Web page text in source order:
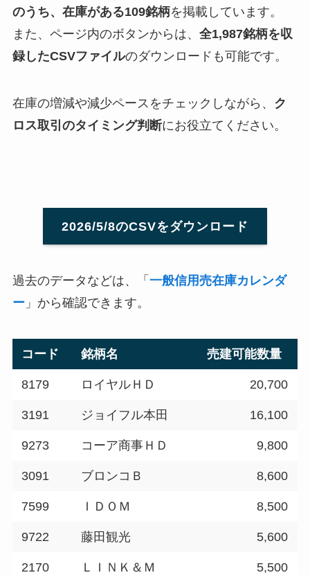
のうち、在庫がある109銘柄を掲載しています。
また、ページ内のボタンからは、 全1,987銘柄を収
録したCSVファイルのダウンロードも可能です。
在庫の増減や減少ペースをチェックしながら、 ク
ロス取引のタイミング判断にお役立てください。
2026/5/8のCSVをダウンロード
過去のデータなどは、「 一般信用売在庫カレンダ
ー」から確認できます。
コード 銘柄名 売建可能数量
8179 ロイヤルＨＤ 20,700
3191 ジョイフル本田 16,100
9273 コーア商事ＨＤ 9,800
3091 ブロンコＢ 8,600
7599 ＩＤＯＭ 8,500
9722 藤田観光 5,600
2170 ＬＩＮＫ＆Ｍ 5,500